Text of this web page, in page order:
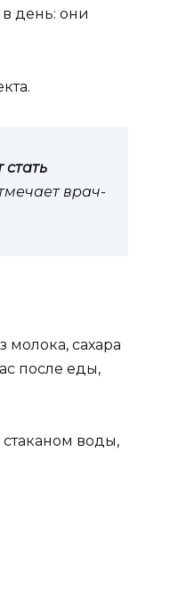
день: они
врач-
сахара
после еды,
воды,